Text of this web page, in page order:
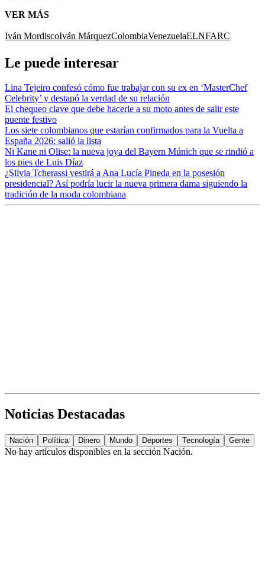
VER MÁS
Iván MordiscoIván MárquezColombiaVenezuelaELNFARC
Le puede interesar
Lina Tejeiro confesó cómo fue trabajar con su ex en ‘MasterChef
Celebrity’ y destapó la verdad de su relación
El chequeo clave que debe hacerle a su moto antes de salir este
puente festivo
Los siete colombianos que estarían confirmados para la Vuelta a
España 2026: salió la lista
Ni Kane ni Olise: la nueva joya del Bayern Múnich que se rindió a
los pies de Luis Díaz
¿Silvia Tcherassi vestirá a Ana Lucía Pineda en la posesión
presidencial? Así podría lucir la nueva primera dama siguiendo la
tradición de la moda colombiana
Noticias Destacadas
Nación Política Dinero Mundo Deportes Tecnología Gente
No hay artículos disponibles en la sección Nación.